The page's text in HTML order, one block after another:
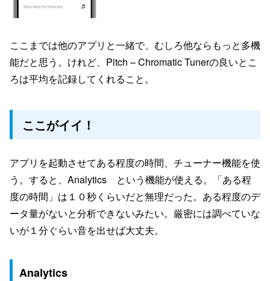
ここまでは他のアプリと一緒で、むしろ他ならもっと多機
能だと思う。けれど、Pitch – Chromatic Tunerの良いとこ
ろは平均を記録してくれること。
ここがイイ！
アプリを起動させてある程度の時間、チューナー機能を使
う。すると、Analytics という機能が使える。「ある程
度の時間」は１０秒くらいだと無理だった。ある程度のデ
ータ量がないと分析できないみたい。厳密には調べていな
いが１分ぐらい音を出せば大丈夫。
Analytics